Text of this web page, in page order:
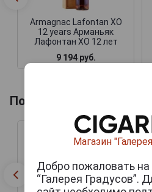
Armagnac Lafontan XO
12 years Арманьяк
Лафонтан XO 12 лет
9 194 руб.
Похожие напитки по
Магазин
Добро пожаловать на
“Галерея Градусов”.